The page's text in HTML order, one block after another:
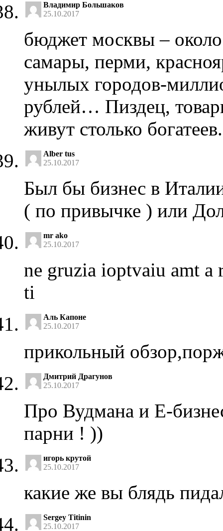
Владимир Большаков
25.10.2017
бюджет москвы –
самары, перми,
унылых городов-
рублей… Пиздец,
живут столько богатеев.
Alber tus
25.10.2017
Был бы бизнес в
( по привычке ) или
mr ako
25.10.2017
ne gruzia ioptvaiu amt a
ti
Аль Капоне
25.10.2017
прикольный
Дмитрий Драгунов
25.10.2017
Про Вудмана и Е-
парни ! ))
игорь крутой
25.10.2017
какие же вы блядь
Sergey Titinin
25.10.2017